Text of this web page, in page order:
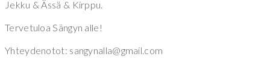
Jekku & Ässä & Kirppu.
Tervetuloa Sängyn alle!
Yhteydenotot: sangynalla@gmail.com